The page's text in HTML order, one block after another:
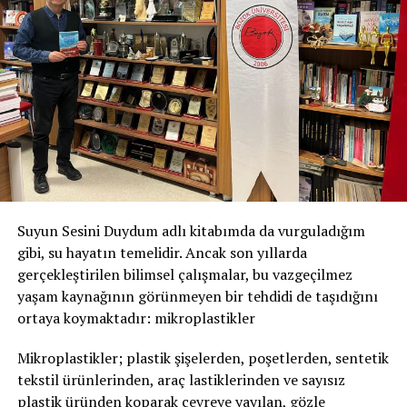
Sempozyumumuzun bilim dünyasına, ülkemize ve tüm
katılımcılarımıza faydalı olmasını diliyor, sizleri
Yozgat’ın güzel ilçesiAkdağmadeni’nde
ağırlamaktan
büyük onur duyacağımızı ifade ediyorum.
Prof. Dr. Hamdi TEMEL
Sempozyum Başkanı
Editör – Sağlık Bilimleri Açısından Salep
Yozgat Bozok Üniversitesi Tıp Fakültesi
Suyun Sesini Duydum adlı kitabımda da vurguladığım
gibi, su hayatın temelidir. Ancak son yıllarda
gerçekleştirilen bilimsel çalışmalar, bu vazgeçilmez
yaşam kaynağının görünmeyen bir tehdidi de taşıdığını
ortaya koymaktadır: mikroplastikler
Mikroplastikler; plastik şişelerden, poşetlerden, sentetik
tekstil ürünlerinden, araç lastiklerinden ve sayısız
plastik üründen koparak çevreye yayılan, gözle